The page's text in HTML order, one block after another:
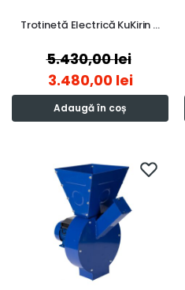
Trotinetă Electrică KuKirin …
5.430,00lei
3.480,00 lei
Adaugă în coș